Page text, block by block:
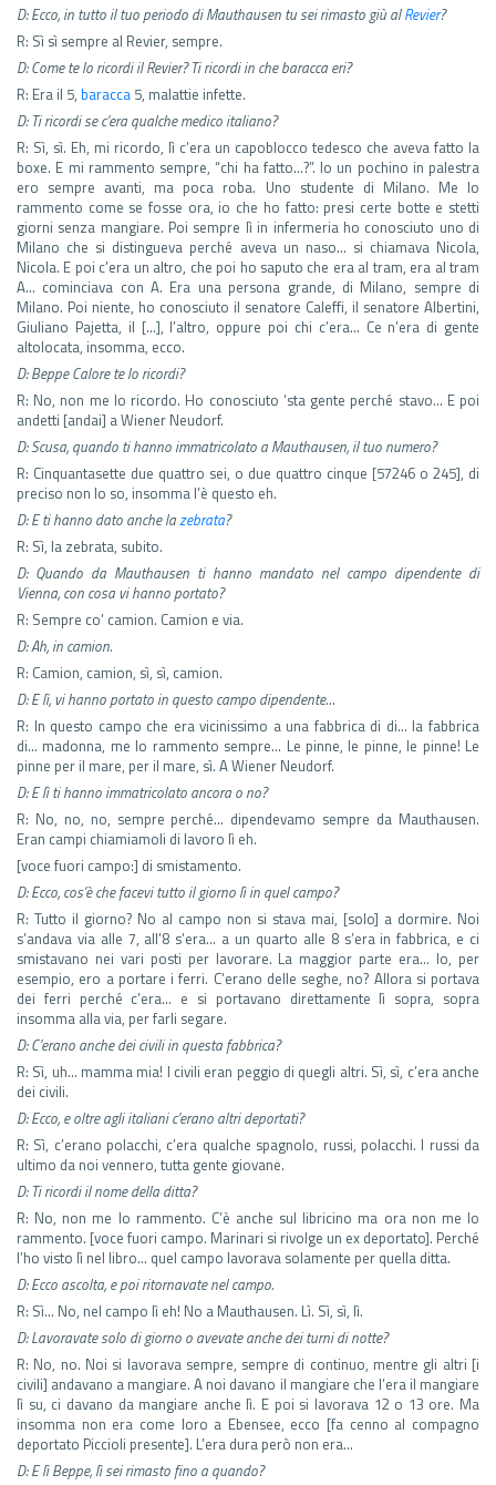
D: Ecco, in tutto il tuo periodo di Mauthausen tu sei rimasto giù alRevier?
R: Sì sì sempre al Revier, sempre.
D: Come te lo ricordi il Revier? Ti ricordi in che baracca eri?
R: Era il 5, baracca 5, malattie infette.
D: Ti ricordi se c’era qualche medico italiano?
R: Sì, sì. Eh, mi ricordo, lì c’era un capoblocco tedesco che aveva fatto la
boxe. E mi rammento sempre, “chi ha fatto…?”. Io un pochino in palestra
ero sempre avanti, ma poca roba. Uno studente di Milano. Me lo
rammento come se fosse ora, io che ho fatto: presi certe botte e stetti
giorni senza mangiare. Poi sempre lì in infermeria ho conosciuto uno di
Milano che si distingueva perché aveva un naso… si chiamava Nicola,
Nicola. E poi c’era un altro, che poi ho saputo che era al tram, era al tram
A… cominciava con A. Era una persona grande, di Milano, sempre di
Milano. Poi niente, ho conosciuto il senatore Caleffi, il senatore Albertini,
Giuliano Pajetta, il […], l’altro, oppure poi chi c’era… Ce n’era di gente
altolocata, insomma, ecco.
D: Beppe Calore te lo ricordi?
R: No, non me lo ricordo. Ho conosciuto ‘sta gente perché stavo… E poi
andetti [andai] a Wiener Neudorf.
D: Scusa, quando ti hanno immatricolato a Mauthausen, il tuo numero?
R: Cinquantasette due quattro sei, o due quattro cinque [57246 o 245], di
preciso non lo so, insomma l’è questo eh.
D: E ti hanno dato anche lazebrata?
R: Sì, la zebrata, subito.
D: Quando da Mauthausen ti hanno mandato nel campo dipendente di
Vienna, con cosa vi hanno portato?
R: Sempre co’ camion. Camion e via.
D: Ah, in camion.
R: Camion, camion, sì, sì, camion.
D: E lì, vi hanno portato in questo campo dipendente…
R: In questo campo che era vicinissimo a una fabbrica di di… la fabbrica
di… madonna, me lo rammento sempre… Le pinne, le pinne, le pinne! Le
pinne per il mare, per il mare, sì. A Wiener Neudorf.
D: E lì ti hanno immatricolato ancora o no?
R: No, no, no, sempre perché… dipendevamo sempre da Mauthausen.
Eran campi chiamiamoli di lavoro lì eh.
[voce fuori campo:] di smistamento.
D: Ecco, cos’è che facevi tutto il giorno lì in quel campo?
R: Tutto il giorno? No al campo non si stava mai, [solo] a dormire. Noi
s’andava via alle 7, all’8 s’era… a un quarto alle 8 s’era in fabbrica, e ci
smistavano nei vari posti per lavorare. La maggior parte era… Io, per
esempio, ero a portare i ferri. C’erano delle seghe, no? Allora si portava
dei ferri perché c’era… e si portavano direttamente lì sopra, sopra
insomma alla via, per farli segare.
D: C’erano anche dei civili in questa fabbrica?
R: Sì, uh… mamma mia! I civili eran peggio di quegli altri. Sì, sì, c’era anche
dei civili.
D: Ecco, e oltre agli italiani c’erano altri deportati?
R: Sì, c’erano polacchi, c’era qualche spagnolo, russi, polacchi. I russi da
ultimo da noi vennero, tutta gente giovane.
D: Ti ricordi il nome della ditta?
R: No, non me lo rammento. C’è anche sul libricino ma ora non me lo
rammento. [voce fuori campo. Marinari si rivolge un ex deportato]. Perché
l’ho visto lì nel libro… quel campo lavorava solamente per quella ditta.
D: Ecco ascolta, e poi ritornavate nel campo.
R: Sì… No, nel campo lì eh! No a Mauthausen. Lì. Sì, sì, lì.
D: Lavoravate solo di giorno o avevate anche dei turni di notte?
R: No, no. Noi si lavorava sempre, sempre di continuo, mentre gli altri [i
civili] andavano a mangiare. A noi davano il mangiare che l’era il mangiare
lì su, ci davano da mangiare anche lì. E poi si lavorava 12 o 13 ore. Ma
insomma non era come loro a Ebensee, ecco [fa cenno al compagno
deportato Piccioli presente]. L’era dura però non era…
D: E lì Beppe, lì sei rimasto fino a quando?